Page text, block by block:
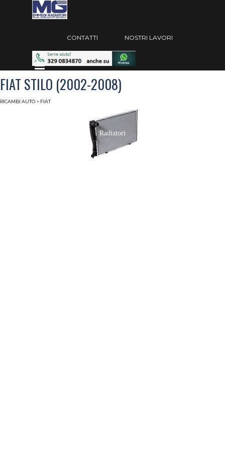
Vai ai contenuti
Salta menù
CONTATTI NOSTRI LAVORI
Salta menù
FIAT STILO (2002-2008)
RICAMBI AUTO > FIAT
Radiatori